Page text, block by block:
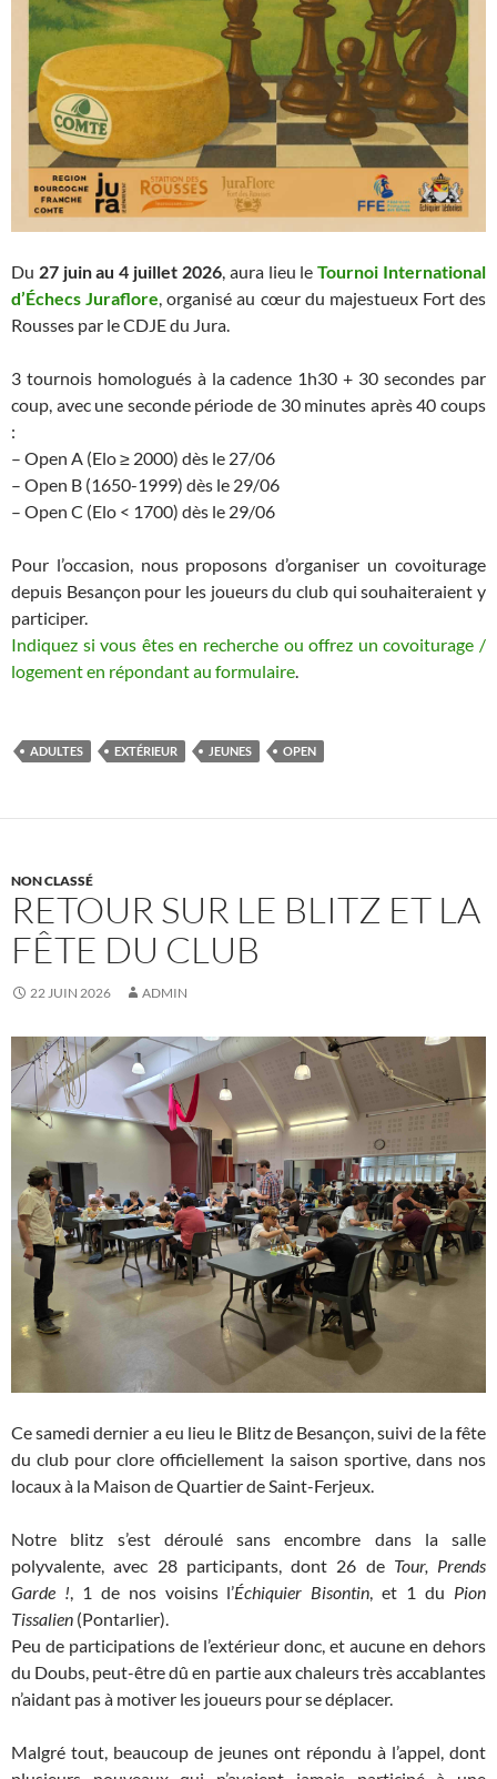
Du 27 juin au 4 juillet 2026, aura lieu leTournoi International
d’Échecs Juraflore , organisé au cœur du majestueux Fort des
Rousses par le CDJE du Jura.
3 tournois homologués à la cadence 1h30 + 30 secondes par
coup, avec une seconde période de 30 minutes après 40 coups
:
– Open A (Elo ≥ 2000) dès le 27/06
– Open B (1650-1999) dès le 29/06
– Open C (Elo < 1700) dès le 29/06
Pour l’occasion, nous proposons d’organiser un covoiturage
depuis Besançon pour les joueurs du club qui souhaiteraient y
participer.
Indiquez si vous êtes en recherche ou offrez un covoiturage /
logement en répondant au formulaire
ADULTES EXTÉRIEUR JEUNES OPEN
NON CLASSÉ
RETOUR SUR LE BLITZ ET LA
FÊTE DU CLUB
22 JUIN 2026 ADMIN
Ce samedi dernier a eu lieu le Blitz de Besançon, suivi de la fête
du club pour clore officiellement la saison sportive, dans nos
locaux à la Maison de Quartier de Saint-Ferjeux.
Notre blitz s’est déroulé sans encombre dans la salle
polyvalente, avec 28 participants, dont 26 deTour, Prends
Garde ! , 1 de nos voisins l’Échiquier Bisontin , et 1 du Pion
Tissalien (Pontarlier).
Peu de participations de l’extérieur donc, et aucune en dehors
du Doubs, peut-être dû en partie aux chaleurs très accablantes
n’aidant pas à motiver les joueurs pour se déplacer.
Malgré tout, beaucoup de jeunes ont répondu à l’appel, dont